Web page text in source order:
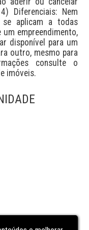
Diferenciais: Nem
se aplicam a todas
empreendimento,
disponível para um
outro, mesmo para
consulte o
imóveis.